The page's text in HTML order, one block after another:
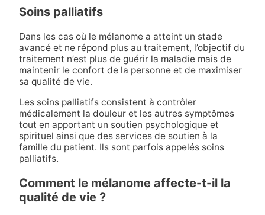
Soins palliatifs
Dans les cas où le mélanome a atteint un stade
avancé et ne répond plus au traitement, l’objectif du
traitement n’est plus de guérir la maladie mais de
maintenir le confort de la personne et de maximiser
sa qualité de vie.
Les soins palliatifs consistent à contrôler
médicalement la douleur et les autres symptômes
tout en apportant un soutien psychologique et
spirituel ainsi que des services de soutien à la
famille du patient. Ils sont parfois appelés soins
palliatifs.
Comment le mélanome affecte-t-il la
qualité de vie ?